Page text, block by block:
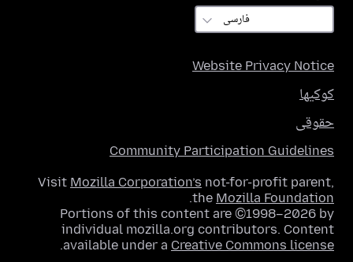
Website Privacy Notice
کوکیها
حقوقی
Community Participation Guidelines
Visit Mozilla Corporation’s not-for-profit parent,
the Mozilla Foundation
.
Portions of this content are ©1998–2026 by
individual mozilla.org contributors. Content
available under a Creative Commons license
.